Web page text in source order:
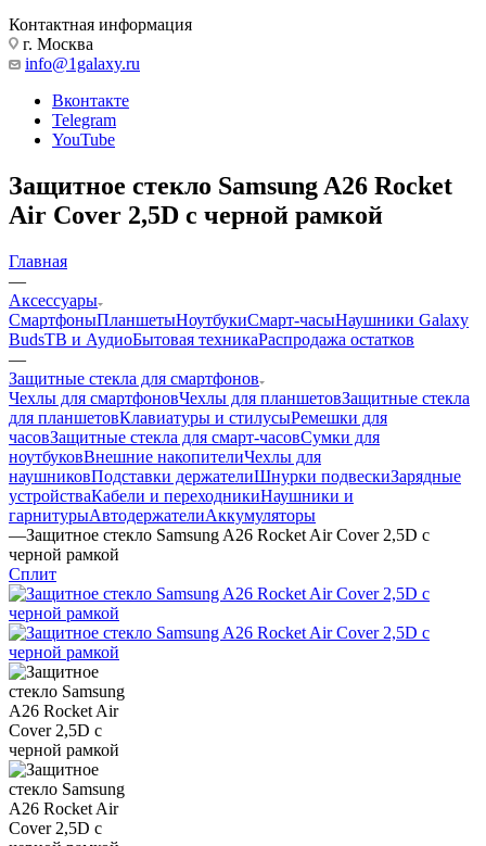
Контактная информация
г. Москва
info@1galaxy.ru
Вконтакте
Telegram
YouTube
Защитное стекло Samsung A26 Rocket
Air Cover 2,5D с черной рамкой
Главная
—
Аксессуары
СмартфоныПланшетыНоутбукиСмарт-часыНаушники Galaxy
BudsТВ и АудиоБытовая техникаРаспродажа остатков
—
Защитные стекла для смартфонов
Чехлы для смартфоновЧехлы для планшетовЗащитные стекла
для планшетовКлавиатуры и стилусыРемешки для
часовЗащитные стекла для смарт-часовСумки для
ноутбуковВнешние накопителиЧехлы для
наушниковПодставки держателиШнурки подвескиЗарядные
устройстваКабели и переходникиНаушники и
гарнитурыАвтодержателиАккумуляторы
—Защитное стекло Samsung A26 Rocket Air Cover 2,5D с
черной рамкой
Сплит